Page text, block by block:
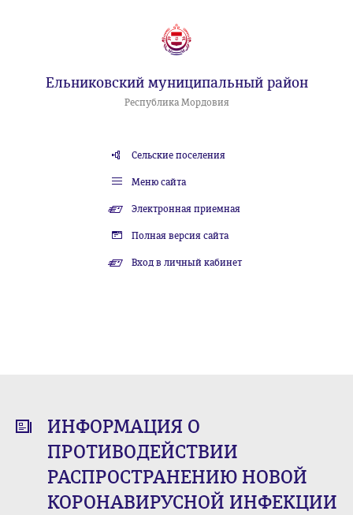
Ельниковский муниципальный район
Республика Мордовия
Сельские поселения
Меню сайта
Электронная приемная
Полная версия сайта
Вход в личный кабинет
ИНФОРМАЦИЯ О
ПРОТИВОДЕЙСТВИИ
РАСПРОСТРАНЕНИЮ НОВОЙ
КОРОНАВИРУСНОЙ ИНФЕКЦИИ